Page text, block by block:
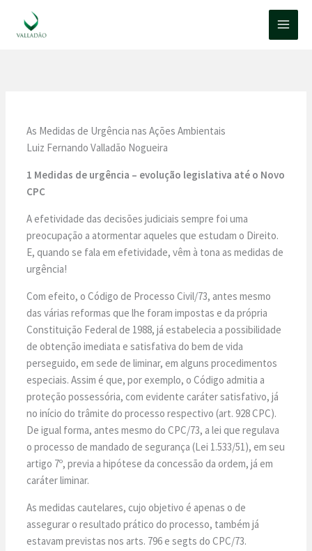
As Medidas de Urgência nas Ações Ambientais
Luiz Fernando Valladão Nogueira
1 Medidas de urgência – evolução legislativa até o Novo
CPC
A efetividade das decisões judiciais sempre foi uma
preocupação a atormentar aqueles que estudam o Direito.
E, quando se fala em efetividade, vêm à tona as medidas de
urgência!
Com efeito, o Código de Processo Civil/73, antes mesmo
das várias reformas que lhe foram impostas e da própria
Constituição Federal de 1988, já estabelecia a possibilidade
de obtenção imediata e satisfativa do bem de vida
perseguido, em sede de liminar, em alguns procedimentos
especiais. Assim é que, por exemplo, o Código admitia a
proteção possessória, com evidente caráter satisfativo, já
no início do trâmite do processo respectivo (art. 928 CPC).
De igual forma, antes mesmo do CPC/73, a lei que regulava
o processo de mandado de segurança (Lei 1.533/51), em seu
artigo 7º, previa a hipótese da concessão da ordem, já em
caráter liminar.
As medidas cautelares, cujo objetivo é apenas o de
assegurar o resultado prático do processo, também já
estavam previstas nos arts. 796 e segts do CPC/73.